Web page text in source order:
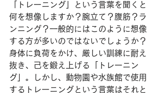
「トレーニング」という言葉を聞くと
何を想像しますか？腕立て？腹筋？ラ
ンニング？一般的にはこのように想像
する方が多いのではないでしょうか？
身体に負荷をかけ、厳しい訓練に耐え
抜き、己を鍛え上げる「トレーニン
グ」。しかし、動物園や水族館で使用
するトレーニングという言葉はそれと